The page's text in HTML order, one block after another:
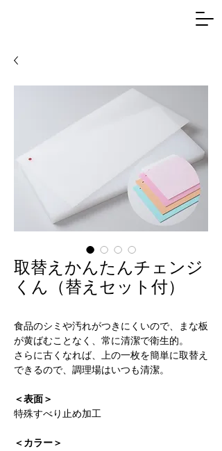
取替えかんたんチェンジ
くん（替えセット付）
食品のシミや汚れがつきにくいので、まな板
が黄ばむことなく、常に清潔で衛生的。
さらに古くなれば、上の一枚を簡単に取替え
できるので、調理場はいつも清潔。
＜表面＞
特殊すべり止め加工
＜カラー＞